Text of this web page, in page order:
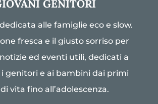
GENITORI
alle famiglie eco e slow.
fresca e il giusto sorriso per
ed eventi utili, dedicati a
genitori e ai bambini dai primi
vita fino all’adolescenza.